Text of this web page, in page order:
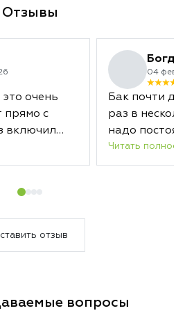
Отзывы
очень
прямо с
включил
Ковры
04
Бак почти
раз в
надо
Читать
отзыв
вопросы